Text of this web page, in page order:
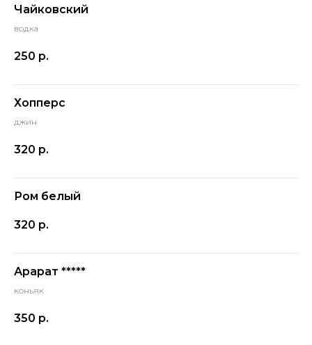
Чайковский
водка
250 р.
Хопперс
джин
320 р.
Ром белый
320 р.
Арарат *****
коньяк
350 р.